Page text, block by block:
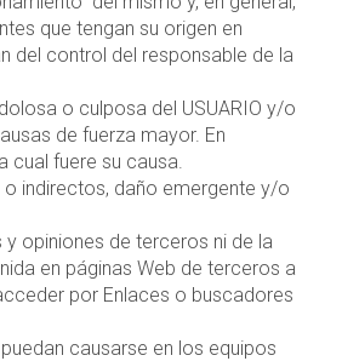
que tengan su origen en
del control del responsable de la
o culposa del USUARIO y/o
de fuerza mayor. En
cual fuere su causa.
indirectos, daño emergente y/o
opiniones de terceros ni de la
en páginas Web de terceros a
por Enlaces o buscadores
causarse en los equipos